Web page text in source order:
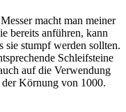
macht man meiner
bereits anführen, kann
sie stumpf werden sollten.
Schleifsteine
auf die Verwendung
Körnung von 1000.